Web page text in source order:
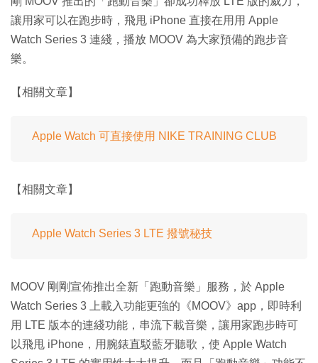
讓用家可以在跑步時，飛甩 iPhone 直接在用用 Apple
Watch Series 3 連綫，播放 MOOV 為大家預備的跑步音
樂。
【相關文章】
Apple Watch 可直接使用 NIKE TRAINING CLUB
【相關文章】
Apple Watch Series 3 LTE 撥號秘技
MOOV 剛剛宣佈推出全新「跑動音樂」服務，於 Apple
Watch Series 3 上載入功能更強的《MOOV》app，即時利
用 LTE 版本的連綫功能，串流下載音樂，讓用家跑步時可
以飛甩 iPhone，用腕錶直駁藍牙聽歌，使 Apple Watch